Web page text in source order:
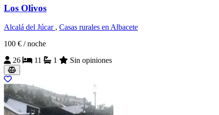
Los Olivos
Alcalá del Júcar , Casas rurales en Albacete
100 € / noche
26
11 1 Sin opiniones